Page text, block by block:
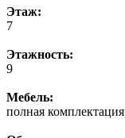
Этаж:
7
Этажность:
9
Мебель:
полная комплектация